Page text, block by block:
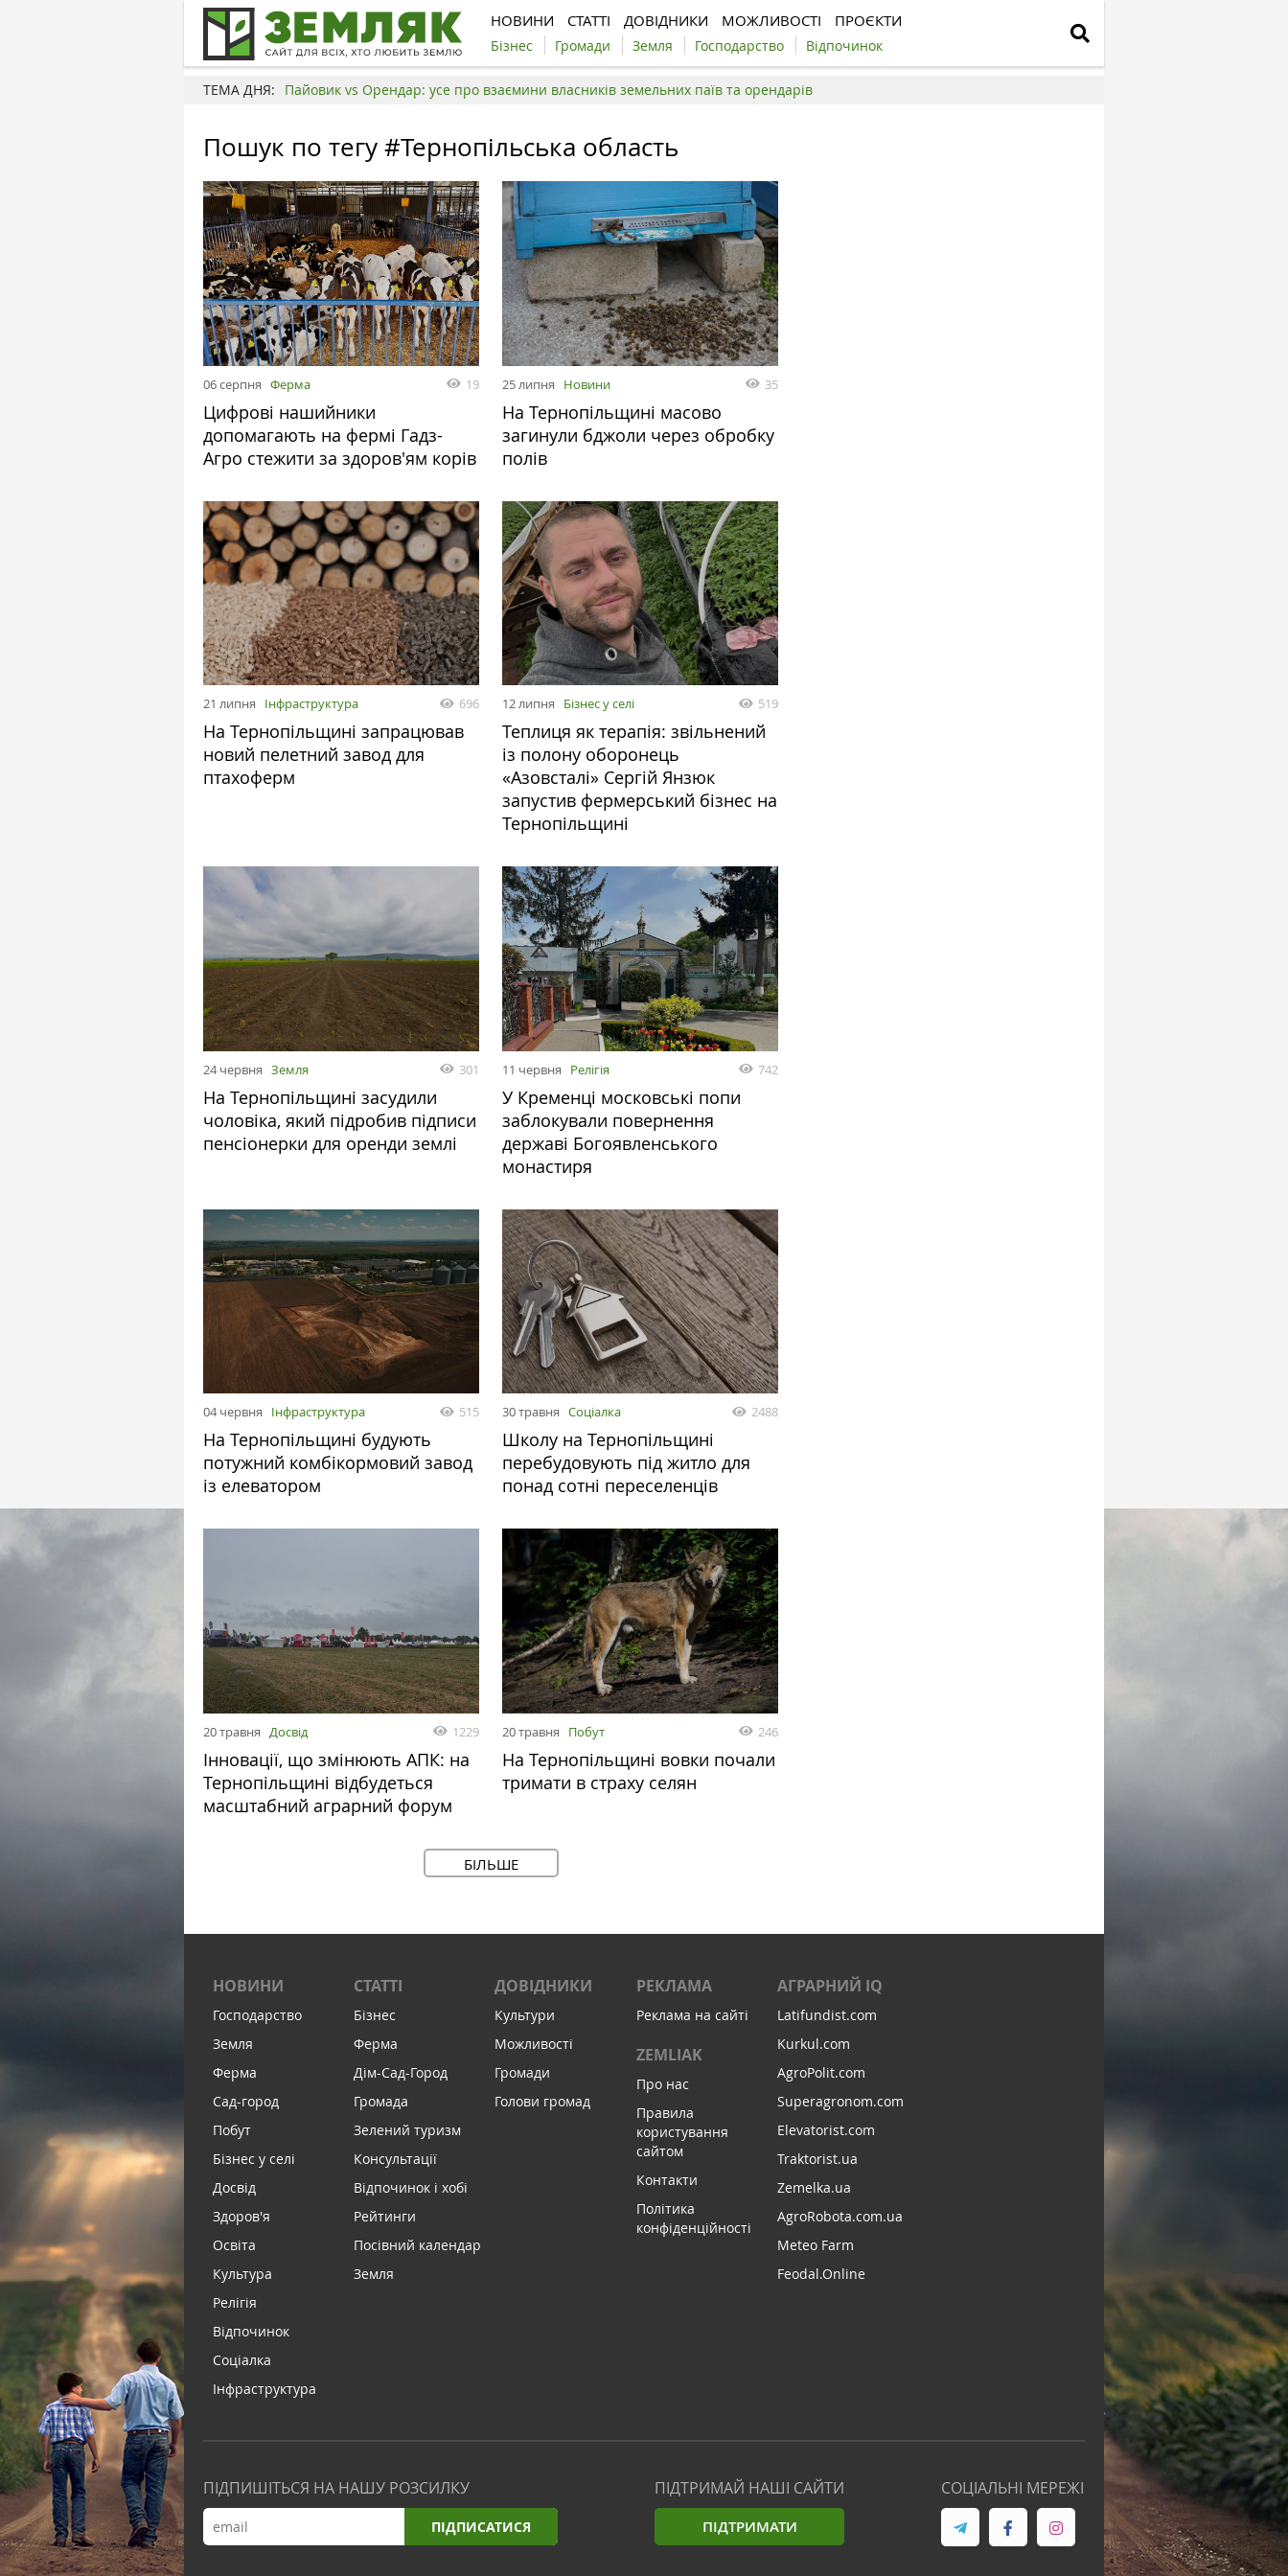
НОВИНИ СТАТТІ ДОВІДНИКИ МОЖЛИВОСТІ ПРОЄКТИ
Бізнес Громади Земля Господарство Відпочинок
ТЕМА ДНЯ: Пайовик vs Орендар: усе про взаємини власників земельних паїв та орендарів
Пошук по тегу #Тернопільська область
06 серпня Ферма 19
Цифрові нашийники
допомагають на фермі Гадз-
Агро стежити за здоров'ям корів
25 липня Новини 35
На Тернопільщині масово
загинули бджоли через обробку
полів
21 липня Інфраструктура 696
На Тернопільщині запрацював
новий пелетний завод для
птахоферм
12 липня Бізнес у селі 519
Теплиця як терапія: звільнений
із полону оборонець
«Азовсталі» Сергій Янзюк
запустив фермерський бізнес на
Тернопільщині
24 червня Земля 301
На Тернопільщині засудили
чоловіка, який підробив підписи
пенсіонерки для оренди землі
11 червня Релігія 742
У Кременці московські попи
заблокували повернення
державі Богоявленського
монастиря
04 червня Інфраструктура 515
На Тернопільщині будують
потужний комбікормовий завод
із елеватором
30 травня Соціалка 2488
Школу на Тернопільщині
перебудовують під житло для
понад сотні переселенців
20 травня Досвід 1229
Інновації, що змінюють АПК: на
Тернопільщині відбудеться
масштабний аграрний форум
20 травня Побут 246
На Тернопільщині вовки почали
тримати в страху селян
БІЛЬШЕ
НОВИНИ
Господарство
Земля
Ферма
Сад-город
Побут
Бізнес у селі
Досвід
Здоров'я
Освіта
Культура
Релігія
Відпочинок
Соціалка
Інфраструктура
СТАТТІ
Бізнес
Ферма
Дім-Сад-Город
Громада
Зелений туризм
Консультації
Відпочинок і хобі
Рейтинги
Посівний календар
Земля
ДОВІДНИКИ
Культури
Можливості
Громади
Голови громад
РЕКЛАМА
Реклама на сайті
ZEMLIAK
Про нас
Правила
користування
сайтом
Контакти
Політика
конфіденційності
АГРАРНИЙ IQ
Latifundist.com
Kurkul.com
AgroPolit.com
Superagronom.com
Elevatorist.com
Traktorist.ua
Zemelka.ua
AgroRobota.com.ua
Meteo Farm
Feodal.Online
ПІДПИШІТЬСЯ НА НАШУ РОЗСИЛКУ
ПІДПИСАТИСЯ
ПІДТРИМАЙ НАШІ САЙТИ
ПІДТРИМАТИ
СОЦІАЛЬНІ МЕРЕЖІ